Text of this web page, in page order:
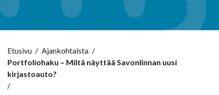
Etusivu / Ajankohtaista /
Portfoliohaku – Miltä näyttää Savonlinnan uusi
kirjastoauto?
/